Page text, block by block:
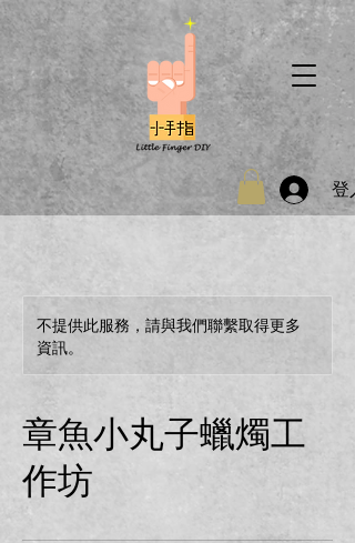
登
不提供此服務，請與我們聯繫取得更多
資訊。
章魚小丸子蠟燭工
作坊